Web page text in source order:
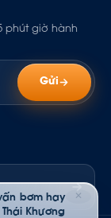
phút giờ hành
Gửi
✕
bơm hay
Khương